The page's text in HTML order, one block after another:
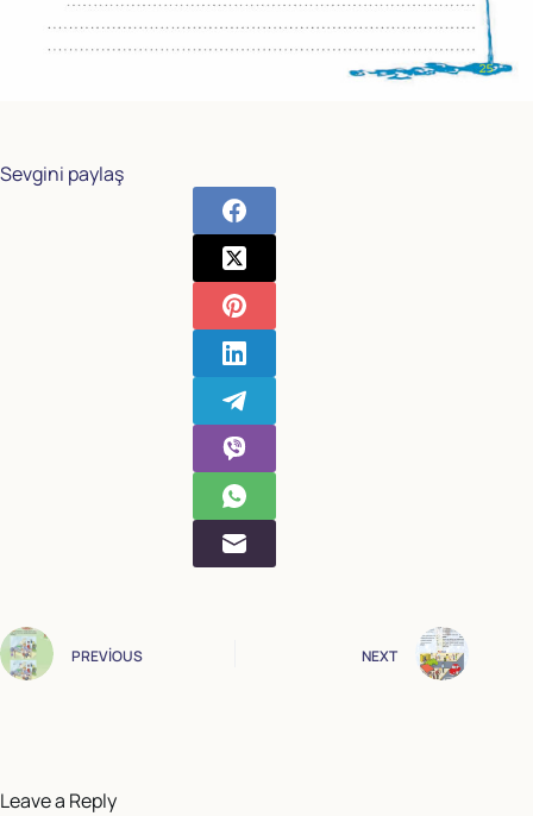
Sevgini paylaş
PREVIOUS NEXT
Leave a Reply